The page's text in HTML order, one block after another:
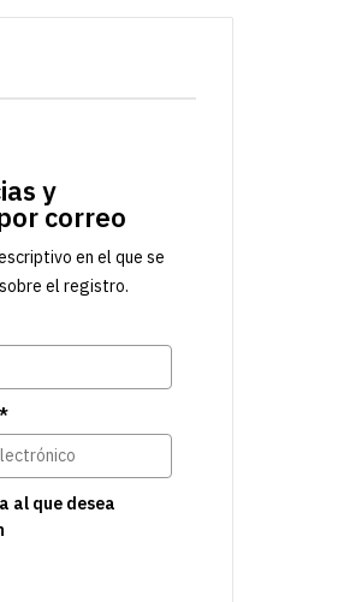
y
correo
en el que se
el registro.
al que desea